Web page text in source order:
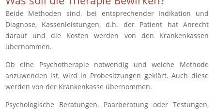
Beide Methoden sind, bei entsprechender Indikation und
Diagnose, Kassenleistungen, d.h. der Patient hat Anrecht
darauf und die Kosten werden von den Krankenkassen
übernommen.
Ob eine Psychotherapie notwendig und welche Methode
anzuwenden ist, wird in Probesitzungen geklärt. Auch diese
werden von der Krankenkasse übernommen.
Psychologische Beratungen, Paarberatung oder Testungen,